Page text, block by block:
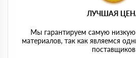
ЛУЧШАЯ
Мы гарантируем самую
материалов, так как являемся
поставщиков